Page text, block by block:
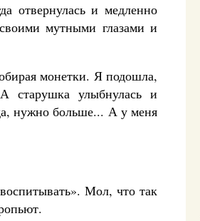
отвернулась и медленно
мутными глазами и
монетки. Я подошла,
улыбнулась и
нужно больше... А у меня
Мол, что так